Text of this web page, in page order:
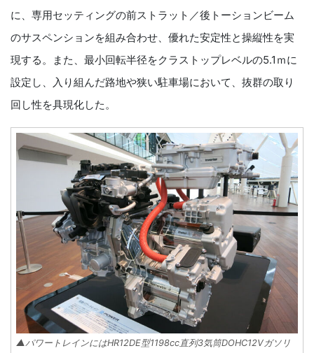
に、専用セッティングの前ストラット／後トーションビーム
のサスペンションを組み合わせ、優れた安定性と操縦性を実
現する。また、最小回転半径をクラストップレベルの5.1ｍに
設定し、入り組んだ路地や狭い駐車場において、抜群の取り
回し性を具現化した。
▲パワートレインにはHR12DE型1198cc直列3気筒DOHC12Vガソリ